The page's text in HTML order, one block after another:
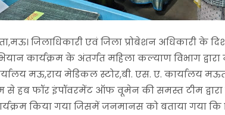
जिलाधिकारी एवं जिला प्रोबेशन अधिकारी के
कार्यक्रम के अंतर्गत महिला कल्याण विभाग
मऊ,राय मेडिकल स्टोर,बी. एस. ए. कार्यालय
से हब फॉर इंपॉवरमेंट ऑफ वूमेन की समस्त टीम द्वारा
किया गया जिसमें जनमानस को बताया गया